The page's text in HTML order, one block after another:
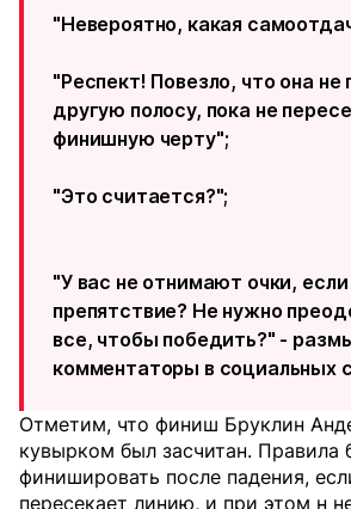
"Невероятно, какая
"Респект! Повезло, что она не
другую полосу, пока не
финишную черту";
"Это считается?";
"У вас не отнимают очки,
препятствие? Не нужно
все, чтобы победить?" -
комментаторы в социальных
Отметим, что финиш Бруклин
кувырком был засчитан. Правила
финишировать после падения,
пересекает линию, и при этом н